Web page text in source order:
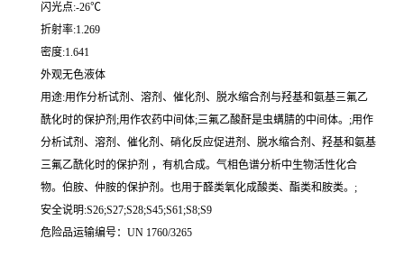
闪光点:-26℃
折射率:1.269
密度:1.641
外观无色液体
用途:用作分析试剂、溶剂、催化剂、脱水缩合剂与羟基和氨基三氟乙
酰化时的保护剂;用作农药中间体;三氟乙酸酐是虫螨腈的中间体。;用作
分析试剂、溶剂、催化剂、硝化反应促进剂、脱水缩合剂、羟基和氨基
三氟乙酰化时的保护剂 ，有机合成。气相色谱分析中生物活性化合
物。伯胺、仲胺的保护剂。也用于醛类氧化成酸类、酯类和胺类。;
安全说明:S26;S27;S28;S45;S61;S8;S9
危险品运输编号：UN 1760/3265